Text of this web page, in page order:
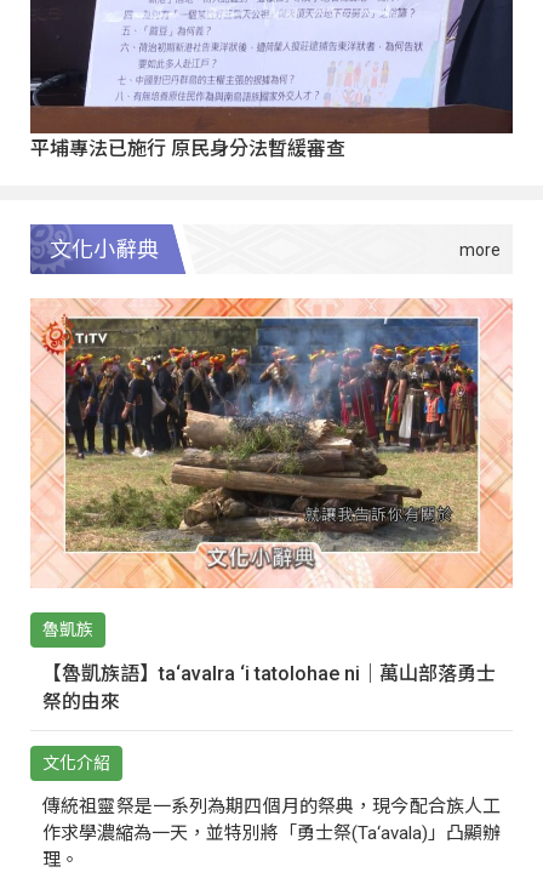
平埔專法已施行 原民身分法暫緩審查
文化小辭典
魯凱族
【魯凱族語】ta‘avalra ‘i tatolohae ni｜萬山部落勇士
祭的由來
文化介紹
傳統祖靈祭是一系列為期四個月的祭典，現今配合族人工
作求學濃縮為一天，並特別將「勇士祭(Ta‘avala)」凸顯辦
理。